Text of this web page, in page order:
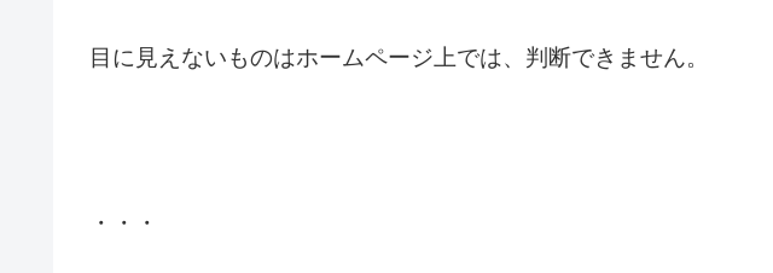
目に見えないものはホームページ上では、判断できません。
・・・